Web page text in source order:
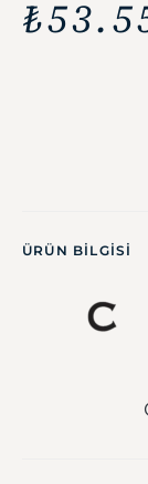
₺
ÜRÜN BILGISI